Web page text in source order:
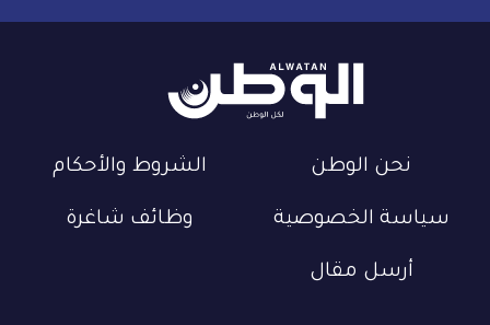
نحن الوطن الشروط والأحكام
سياسة الخصوصية وظائف شاغرة
أرسل مقال